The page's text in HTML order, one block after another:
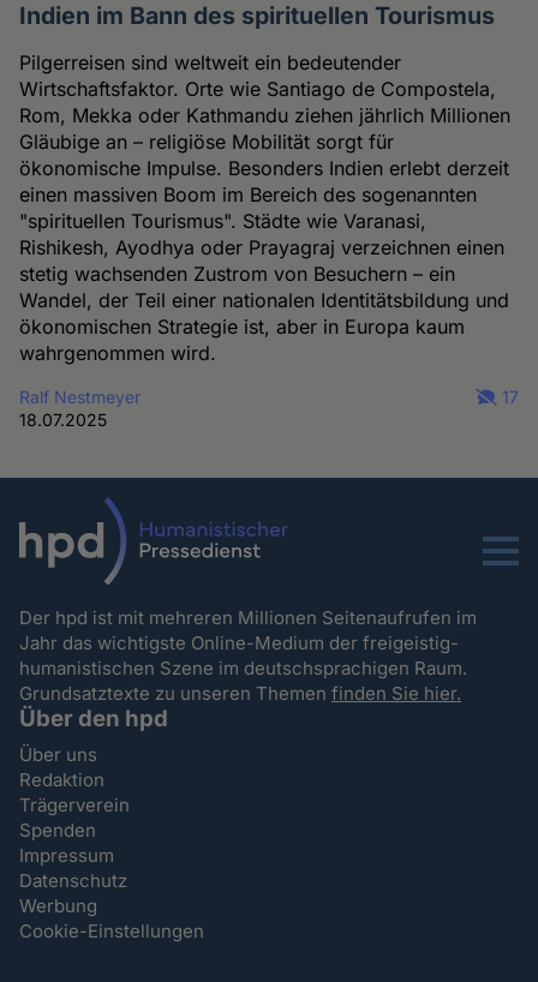
Indien im Bann des spirituellen Tourismus
Pilgerreisen sind weltweit ein bedeutender
Wirtschaftsfaktor. Orte wie Santiago de Compostela,
Rom, Mekka oder Kathmandu ziehen jährlich Millionen
Gläubige an – religiöse Mobilität sorgt für
ökonomische Impulse. Besonders Indien erlebt derzeit
einen massiven Boom im Bereich des sogenannten
"spirituellen Tourismus". Städte wie Varanasi,
Rishikesh, Ayodhya oder Prayagraj verzeichnen einen
stetig wachsenden Zustrom von Besuchern – ein
Wandel, der Teil einer nationalen Identitätsbildung und
ökonomischen Strategie ist, aber in Europa kaum
wahrgenommen wird.
Ralf Nestmeyer
18.07.2025
17
Menu
Der hpd ist mit mehreren Millionen Seitenaufrufen im
Jahr das wichtigste Online-Medium der freigeistig-
humanistischen Szene im deutschsprachigen Raum.
Grundsatztexte zu unseren Themenfinden Sie hier.
Über den hpd
Über uns
Redaktion
Trägerverein
Spenden
Impressum
Datenschutz
Werbung
Cookie-Einstellungen